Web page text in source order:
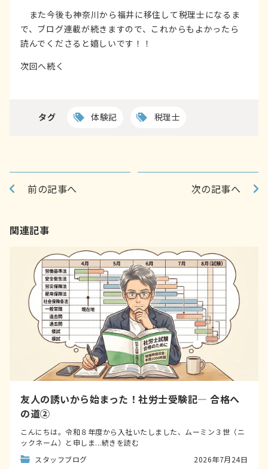
また今後も神奈川から福井に移住して税理士になるま
で、ブログ連載が続きますので、これからもよかったら
読んでくださると嬉しいです！！
次回へ続く
タグ 体験記 税理士
前の記事へ 次の記事へ
関連記事
友人の誘いから始まった！社労士受験記― 合格へ
の道②
こんにちは。令和８年度から入社いたしました、ムーミン３世（ニ
ックネーム）と申しま...続きを読む
スタッフブログ
2026年7月24日